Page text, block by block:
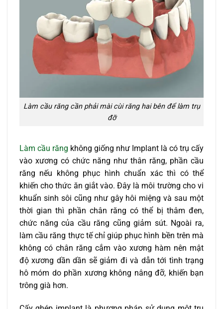
Làm cầu răng cần phải mài cùi răng hai bên để làm trụ
đỡ
Làm cầu răng không giống như Implant là có trụ cấy
vào xương có chức năng như thân răng, phần cầu
răng nếu không phục hình chuẩn xác thì có thể
khiến cho thức ăn giắt vào. Đây là môi trường cho vi
khuẩn sinh sôi cũng như gây hôi miệng và sau một
thời gian thì phần chân răng có thể bị thâm đen,
chức năng của cầu răng cũng giảm sút. Ngoài ra,
làm cầu răng thực tế chỉ giúp phục hình bền trên mà
không có chân răng cắm vào xương hàm nên mật
độ xương dần dần sẽ giảm đi và dẫn tới tình trạng
hô móm do phần xương không nâng đỡ, khiến bạn
trông già hơn.